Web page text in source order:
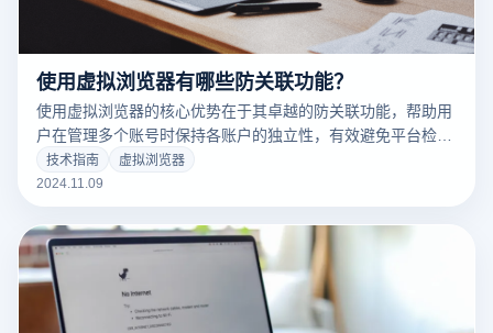
使用虚拟浏览器有哪些防关联功能？
使用虚拟浏览器的核心优势在于其卓越的防关联功能，帮助用
户在管理多个账号时保持各账户的独立性，有效避免平台检测
出关联。虚拟浏览器通常采用多种防关联技术，例如设备环境
模拟、浏览器指纹隔离、独立IP配置等，通过这些技术创建“独
依赖多账户操作的用户，尤其是跨境电商和社交媒体运营人员
来说，至关重要，有助于提升操作的安全性和隐蔽性。
技术指南
虚拟浏览器
2024.11.09